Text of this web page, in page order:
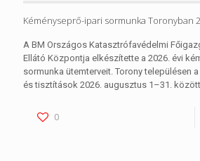
Kéményseprő-ipari sormunka Toronyban
A BM Országos Katasztrófavédelmi
Ellátó Központja elkészítette a 2026. évi
sormunka ütemterveit. Torony településen
és tisztítások 2026. augusztus 1–31.
0